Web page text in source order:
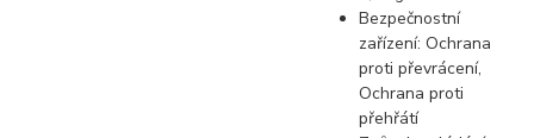
Bezpečnostní
zařízení: Ochrana
proti převrácení,
Ochrana proti
přehřátí